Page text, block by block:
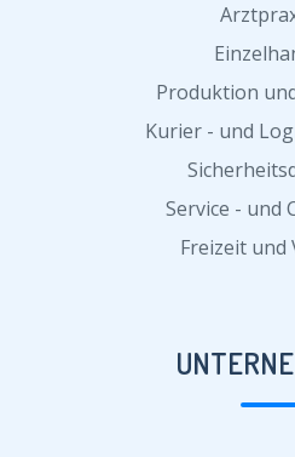
Produktion
Kurier - und
Service - und
Freizeit und